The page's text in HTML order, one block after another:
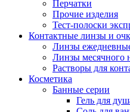
Перчатки
Прочие изделия
Тест-полоски
Контактные линзы и
Линзы
Линзы месячного
Растворы для
Косметика
Банные серии
Гель для